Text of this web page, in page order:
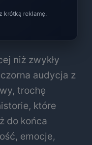
krótką reklamę.
niż zwykły
audycja z
trochę
które
do końca
emocje,